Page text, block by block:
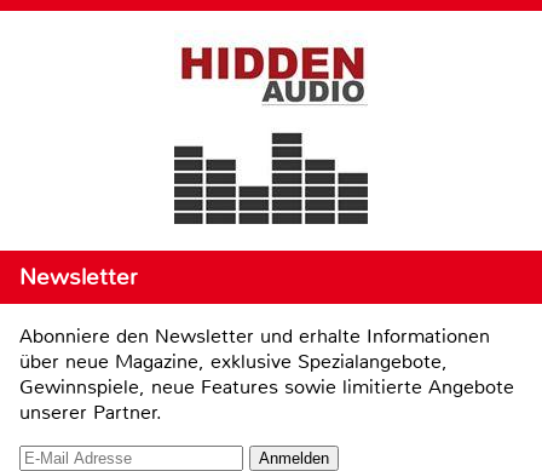
Newsletter
Abonniere den Newsletter und erhalte Informationen
über neue Magazine, exklusive Spezialangebote,
Gewinnspiele, neue Features sowie limitierte Angebote
unserer Partner.